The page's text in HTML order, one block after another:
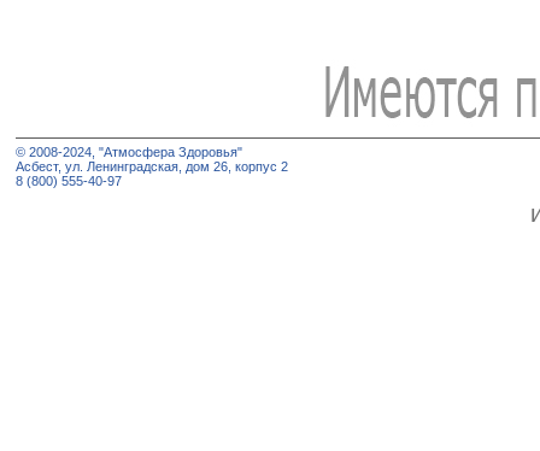
© 2008-2024, "Атмосфера Здоровья"
Асбест, ул. Ленинградская, дом 26, корпус 2
8 (800) 555-40-97